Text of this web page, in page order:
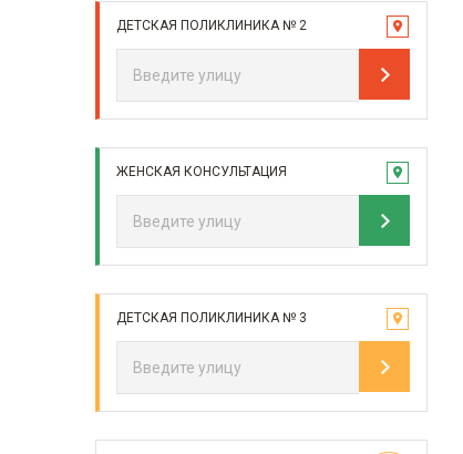
ДЕТСКАЯ ПОЛИКЛИНИКА № 2
ЖЕНСКАЯ КОНСУЛЬТАЦИЯ
ДЕТСКАЯ ПОЛИКЛИНИКА № 3